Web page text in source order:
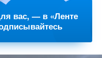
вас, — в «Ленте